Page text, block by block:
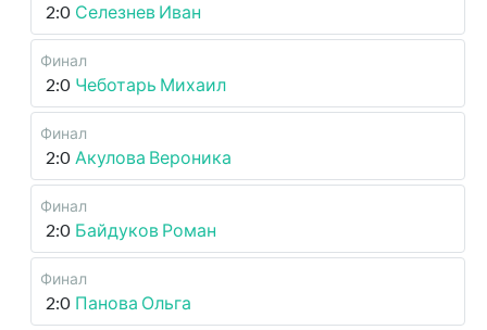
2:0 Селезнев Иван
Финал
2:0 Чеботарь Михаил
Финал
2:0 Акулова Вероника
Финал
2:0 Байдуков Роман
Финал
2:0 Панова Ольга